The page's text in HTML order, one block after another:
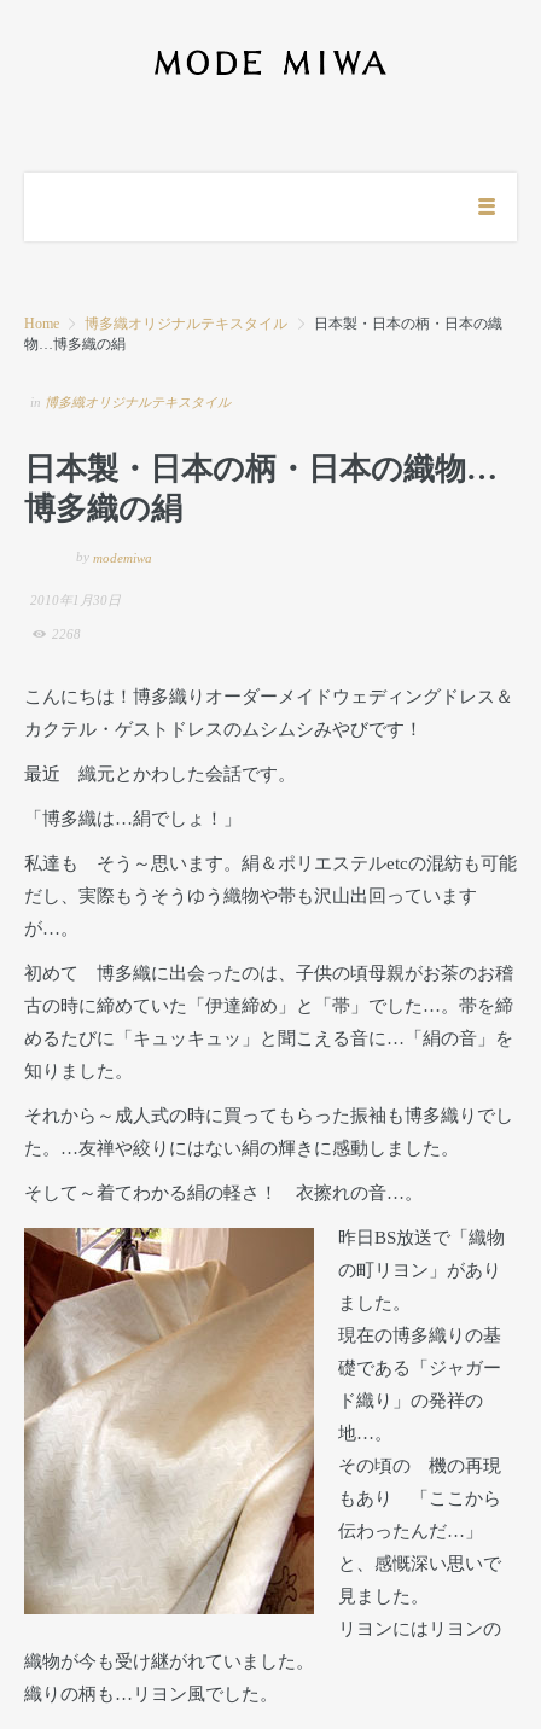
Home 博多織オリジナルテキスタイル
日本製・日本の柄・日本の織
物…博多織の絹
in 博多織オリジナルテキスタイル
日本製・日本の柄・日本の織物…
博多織の絹
by modemiwa
2010年1月30日
2268
こんにちは！博多織りオーダーメイドウェディングドレス＆
カクテル・ゲストドレスのムシムシみやびです！
最近 織元とかわした会話です。
「博多織は…絹でしょ！」
私達も そう～思います。絹＆ポリエステルetcの混紡も可能
だし、実際もうそうゆう織物や帯も沢山出回っています
が…。
初めて 博多織に出会ったのは、子供の頃母親がお茶のお稽
古の時に締めていた「伊達締め」と「帯」でした…。帯を締
めるたびに「キュッキュッ」と聞こえる音に…「絹の音」を
知りました。
それから～成人式の時に買ってもらった振袖も博多織りでし
た。…友禅や絞りにはない絹の輝きに感動しました。
そして～着てわかる絹の軽さ！ 衣擦れの音…。
昨日BS放送で「織物
の町リヨン」があり
ました。
現在の博多織りの基
礎である「ジャガー
ド織り」の発祥の
地…。
その頃の 機の再現
もあり 「ここから
伝わったんだ…」
と、感慨深い思いで
見ました。
リヨンにはリヨンの
織物が今も受け継がれていました。
織りの柄も…リヨン風でした。